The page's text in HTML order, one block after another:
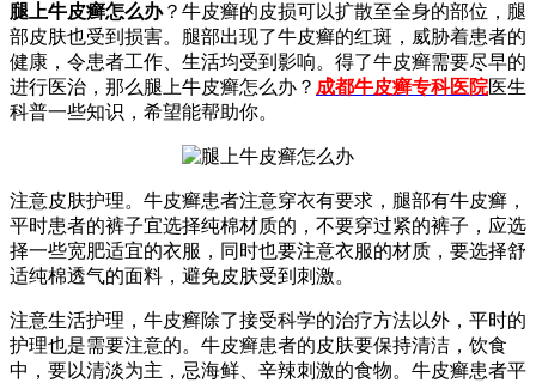
腿上牛皮癣怎么办？牛皮癣的皮损可以扩散至全身的部位，腿
部皮肤也受到损害。腿部出现了牛皮癣的红斑，威胁着患者的
健康，令患者工作、生活均受到影响。得了牛皮癣需要尽早的
进行医治，那么腿上牛皮癣怎么办？ 成都牛皮癣专科医院医生
科普一些知识，希望能帮助你。
注意皮肤护理。牛皮癣患者注意穿衣有要求，腿部有牛皮癣，
平时患者的裤子宜选择纯棉材质的，不要穿过紧的裤子，应选
择一些宽肥适宜的衣服，同时也要注意衣服的材质，要选择舒
适纯棉透气的面料，避免皮肤受到刺激。
注意生活护理，牛皮癣除了接受科学的治疗方法以外，平时的
护理也是需要注意的。牛皮癣患者的皮肤要保持清洁，饮食
中，要以清淡为主，忌海鲜、辛辣刺激的食物。牛皮癣患者平